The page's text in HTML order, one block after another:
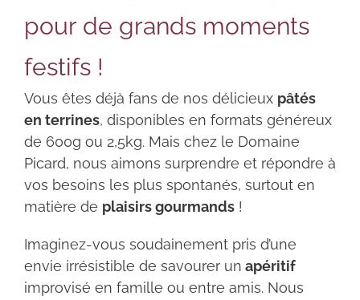
pour de grands moments
festifs !
Vous êtes déjà fans de nos délicieux pâtés
en terrines, disponibles en formats généreux
de 600g ou 2,5kg. Mais chez le Domaine
Picard, nous aimons surprendre et répondre à
vos besoins les plus spontanés, surtout en
matière de plaisirs gourmands !
Imaginez-vous soudainement pris d’une
envie irrésistible de savourer un apéritif
improvisé en famille ou entre amis. Nous